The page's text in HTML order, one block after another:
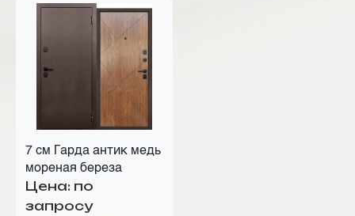
7 см Гарда антик медь
мореная береза
Цена: по
запросу